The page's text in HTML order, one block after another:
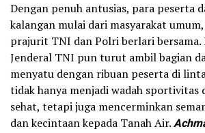
Dengan penuh antusias, para peserta
kalangan mulai dari masyarakat
prajurit TNI dan Polri berlari bersama.
Jenderal TNI pun turut ambil bagian
menyatu dengan ribuan peserta di
tidak hanya menjadi wadah sportivitas
sehat, tetapi juga mencerminkan
dan kecintaan kepada Tanah Air.